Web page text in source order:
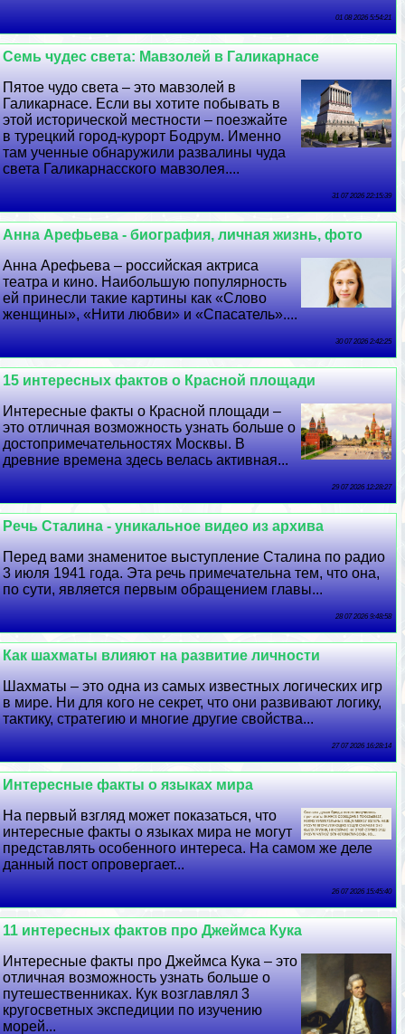
01 08 2026 5:54:21
Семь чудес света: Мавзолей в Галикарнасе
Пятое чудо света – это мавзолей в
Галикарнасе. Если вы хотите побывать в
этой исторической местности – поезжайте
в турецкий город-курорт Бодрум. Именно
там ученные обнаружили развалины чуда
света Галикарнасского мавзолея....
31 07 2026 22:15:39
Анна Арефьева - биография, личная жизнь, фото
Анна Арефьева – российская актриса
театра и кино. Наибольшую популярность
ей принесли такие картины как «Слово
женщины», «Нити любви» и «Спасатель»....
30 07 2026 2:42:25
15 интересных фактов о Красной площади
Интересные факты о Красной площади –
это отличная возможность узнать больше о
достопримечательностях Москвы. В
древние времена здесь велась активная...
29 07 2026 12:28:27
Речь Сталина - уникальное видео из архива
Перед вами знаменитое выступление Сталина по радио
3 июля 1941 года. Эта речь примечательна тем, что она,
по сути, является первым обращением главы...
28 07 2026 9:48:58
Как шахматы влияют на развитие личности
Шахматы – это одна из самых известных логических игр
в мире. Ни для кого не секрет, что они развивают логику,
тактику, стратегию и многие другие свойства...
27 07 2026 16:28:14
Интересные факты о языках мира
На первый взгляд может показаться, что
интересные факты о языках мира не могут
представлять особенного интереса. На самом же деле
данный пост опровергает...
26 07 2026 15:45:40
11 интересных фактов про Джеймса Кука
Интересные факты про Джеймса Кука – это
отличная возможность узнать больше о
путешественниках. Кук возглавлял 3
кругосветных экспедиции по изучению
морей...